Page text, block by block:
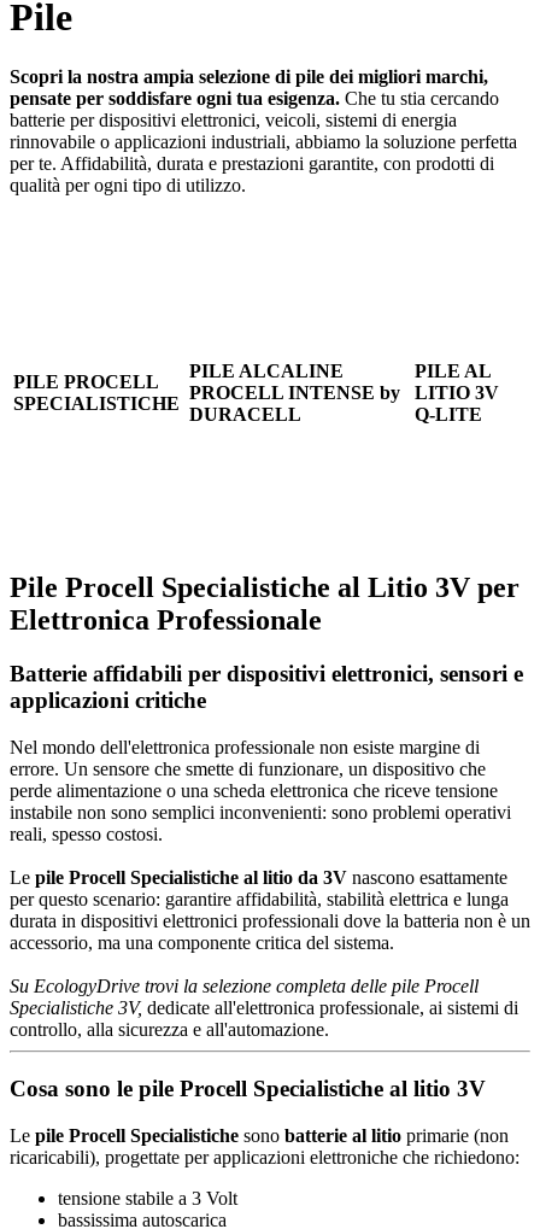
Pile
Scopri la nostra ampia selezione di pile dei migliori marchi,
pensate per soddisfare ogni tua esigenza. Che tu stia cercando
batterie per dispositivi elettronici, veicoli, sistemi di energia
rinnovabile o applicazioni industriali, abbiamo la soluzione perfetta
per te. Affidabilità, durata e prestazioni garantite, con prodotti di
qualità per ogni tipo di utilizzo.
PILE PROCELL
SPECIALISTICHE
PILE ALCALINE
PROCELL INTENSE by
DURACELL
PILE AL
LITIO 3V
Q-LITE
Pile Procell Specialistiche al Litio 3V per
Elettronica Professionale
Batterie affidabili per dispositivi elettronici, sensori e
applicazioni critiche
Nel mondo dell'elettronica professionale non esiste margine di
errore. Un sensore che smette di funzionare, un dispositivo che
perde alimentazione o una scheda elettronica che riceve tensione
instabile non sono semplici inconvenienti: sono problemi operativi
reali, spesso costosi.
Le pile Procell Specialistiche al litio da 3V nascono esattamente
per questo scenario: garantire affidabilità, stabilità elettrica e lunga
durata in dispositivi elettronici professionali dove la batteria non è un
accessorio, ma una componente critica del sistema.
Su EcologyDrive trovi la selezione completa delle pile Procell
Specialistiche 3V, dedicate all'elettronica professionale, ai sistemi di
controllo, alla sicurezza e all'automazione.
Cosa sono le pile Procell Specialistiche al litio 3V
Le pile Procell Specialistiche sono batterie al litio primarie (non
ricaricabili), progettate per applicazioni elettroniche che richiedono:
tensione stabile a 3 Volt
bassissima autoscarica